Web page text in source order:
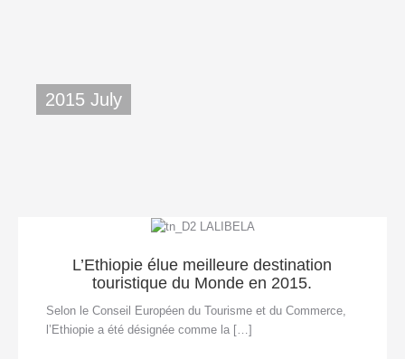
2015 July
L’Ethiopie élue meilleure destination
touristique du Monde en 2015.
Selon le Conseil Européen du Tourisme et du Commerce,
l’Ethiopie a été désignée comme la […]